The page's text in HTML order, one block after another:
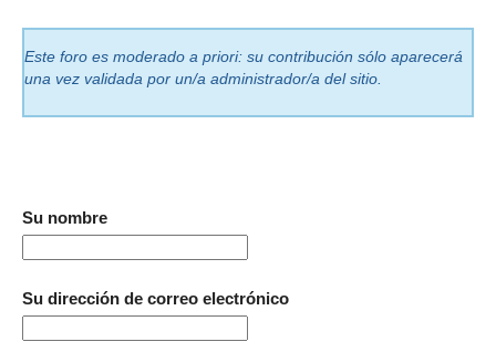
Este foro es moderado a priori: su contribución sólo aparecerá
una vez validada por un/a administrador/a del sitio.
Su nombre
Su dirección de correo electrónico